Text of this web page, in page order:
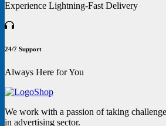
Experience Lightning-Fast Delivery
24/7 Support
Always Here for You
We work with a passion of taking
in advertising sector.